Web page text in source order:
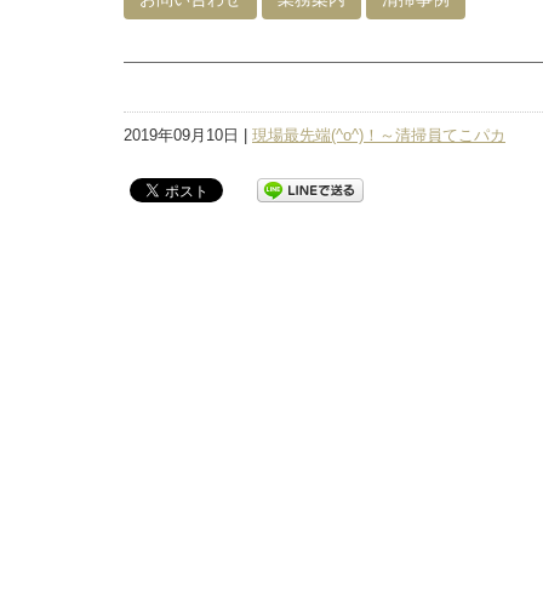
2019年09月10日 | 現場最先端(^o^)！～清掃員てこパカ